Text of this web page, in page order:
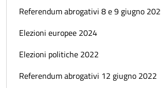
Referendum abrogativi 8 e 9 giugno
Elezioni europee 2024
Elezioni politiche 2022
Referendum abrogativi 12 giugno 2022